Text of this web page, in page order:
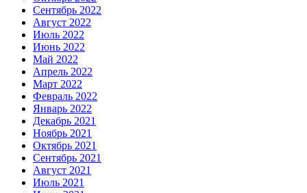
Сентябрь 2022
Август 2022
Июль 2022
Июнь 2022
Май 2022
Апрель 2022
Март 2022
Февраль 2022
Январь 2022
Декабрь 2021
Ноябрь 2021
Октябрь 2021
Сентябрь 2021
Август 2021
Июль 2021